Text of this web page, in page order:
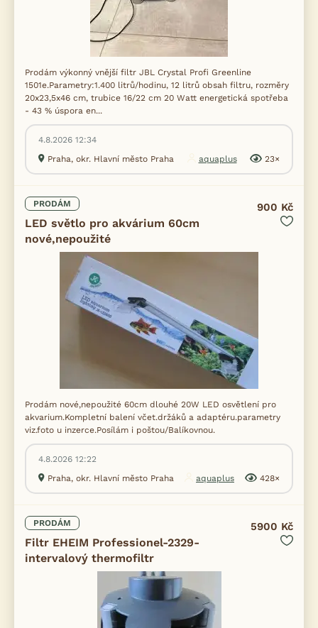
Prodám výkonný vnější filtr JBL Crystal Profi Greenline
1501e.Parametry:1.400 litrů/hodinu, 12 litrů obsah filtru, rozměry
20x23,5x46 cm, trubice 16/22 cm 20 Watt energetická spotřeba
- 43 % úspora en...
4.8.2026 12:34
Praha, okr. Hlavní město Praha
aquaplus 23×
PRODÁM
LED světlo pro akvárium 60cm
nové,nepoužité
900 Kč
Prodám nové,nepoužité 60cm dlouhé 20W LED osvětlení pro
akvarium.Kompletní balení včet.držáků a adaptéru.parametry
viz.foto u inzerce.Posílám i poštou/Balíkovnou.
4.8.2026 12:22
Praha, okr. Hlavní město Praha
aquaplus 428×
PRODÁM
Filtr EHEIM Professionel-2329-
intervalový thermofiltr
5900 Kč